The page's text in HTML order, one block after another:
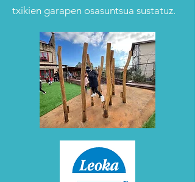
txikien garapen osasuntsua sustatuz.